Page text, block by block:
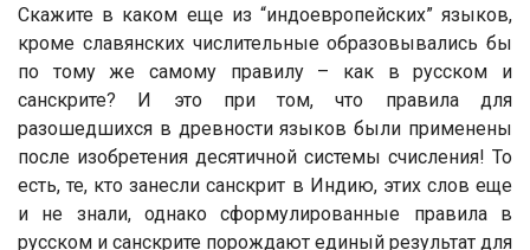
Скажите в каком еще из “индоевропейских” языков,
кроме славянских числительные образовывались бы
по тому же самому правилу – как в русском и
санскрите? И это при том, что правила для
разошедшихся в древности языков были применены
после изобретения десятичной системы счисления! То
есть, те, кто занесли санскрит в Индию, этих слов еще
и не знали, однако сформулированные правила в
русском и санскрите порождают единый результат для